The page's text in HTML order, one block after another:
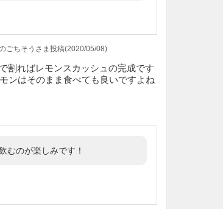
ごちそうさま投稿(2020/05/08)
割ればレモンスカッシュの完成です
ンはそのまま食べても良いですよね
むのが楽しみです！